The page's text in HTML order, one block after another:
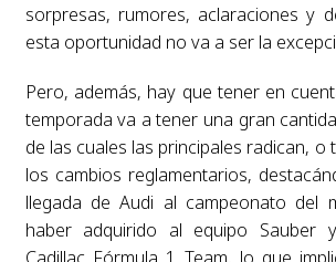
sorpresas, rumores, aclaraciones y
esta oportunidad no va a ser la
Pero, además, hay que tener en
temporada va a tener una gran
de las cuales las principales radican, o
los cambios reglamentarios,
llegada de Audi al campeonato del
haber adquirido al equipo Sauber